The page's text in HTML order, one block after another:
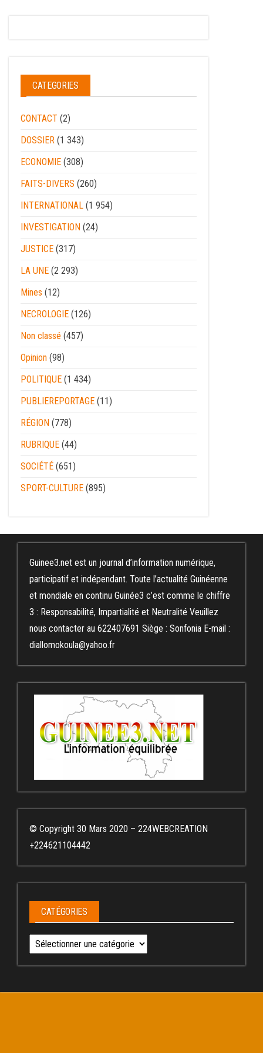
CATEGORIES
CONTACT (2)
DOSSIER (1 343)
ECONOMIE (308)
FAITS-DIVERS (260)
INTERNATIONAL (1 954)
INVESTIGATION (24)
JUSTICE (317)
LA UNE (2 293)
Mines (12)
NECROLOGIE (126)
Non classé (457)
Opinion (98)
POLITIQUE (1 434)
PUBLIEREPORTAGE (11)
RÉGION (778)
RUBRIQUE (44)
SOCIÉTÉ (651)
SPORT-CULTURE (895)
Guinee3.net est un journal d’information numérique,
participatif et indépendant. Toute l’actualité Guinéenne
et mondiale en continu Guinée3 c’est comme le chiffre
3 : Responsabilité, Impartialité et Neutralité Veuillez
nous contacter au 622407691 Siège : Sonfonia E-mail :
diallomokoula@yahoo.fr
© Copyright 30 Mars 2020 – 224WEBCREATION
+224621104442
CATÉGORIES
Catégories